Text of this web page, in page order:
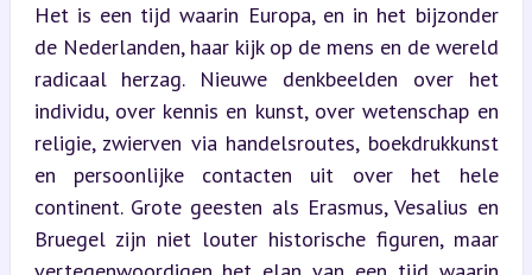
Het is een tijd waarin Europa, en in het bijzonder
de Nederlanden, haar kijk op de mens en de wereld
radicaal herzag. Nieuwe denkbeelden over het
individu, over kennis en kunst, over wetenschap en
religie, zwierven via handelsroutes, boekdrukkunst
en persoonlijke contacten uit over het hele
continent. Grote geesten als Erasmus, Vesalius en
Bruegel zijn niet louter historische figuren, maar